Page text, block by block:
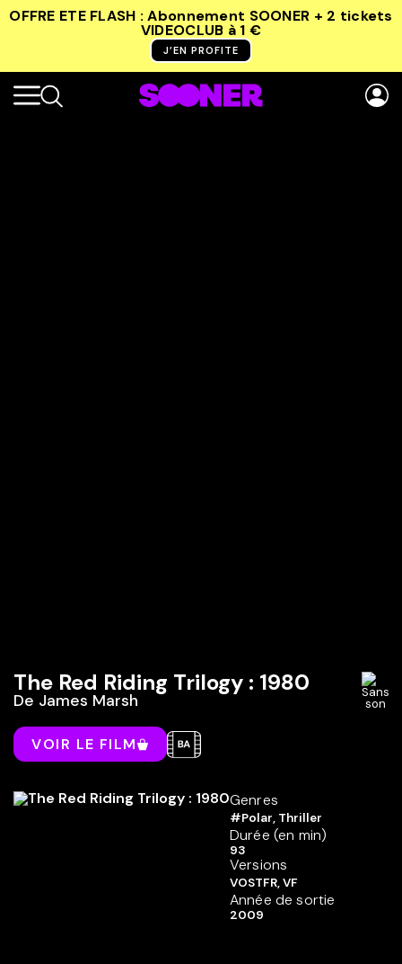
OFFRE ETE FLASH : Abonnement SOONER + 2 tickets
VIDEOCLUB à 1 €
J’EN PROFITE
The Red Riding Trilogy : 1980
De James Marsh
VOIR LE FILM
Genres
#Polar, Thriller
Durée (en min)
93
Versions
VOSTFR, VF
Année de sortie
2009